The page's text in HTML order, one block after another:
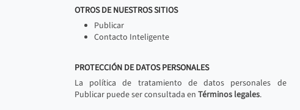
OTROS DE NUESTROS SITIOS
Publicar
Contacto Inteligente
PROTECCIÓN DE DATOS PERSONALES
La política de tratamiento de datos personales de
Publicar puede ser consultada en Términos legales.